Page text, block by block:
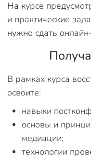
На курсе
и практические
нужно сдать
В рамках курса
освоите:
навыки
основы и
медиации;
технологии